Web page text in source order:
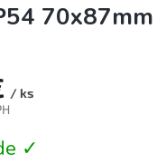
70x87mm
/ ks
✓